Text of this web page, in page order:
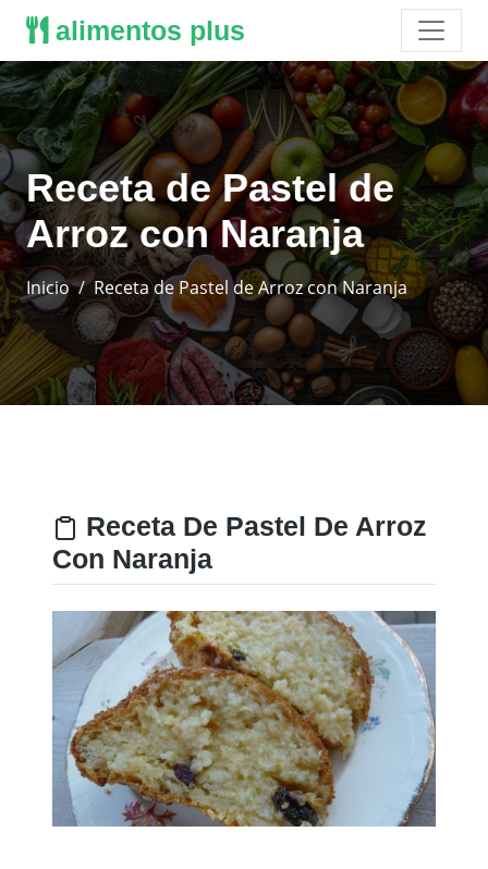
alimentos plus
Receta de Pastel de
Arroz con Naranja
Inicio Receta de Pastel de Arroz con Naranja
Receta De Pastel De Arroz
Con Naranja